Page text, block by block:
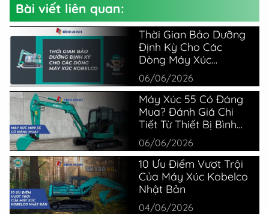
Bài viết liên quan:
Thời Gian Bảo Dưỡng
Định Kỳ Cho Các
Dòng Máy Xúc
Kobelco
06/06/2026
Máy Xúc 55 Có Đáng
Mua? Đánh Giá Chi
Tiết Từ Thiết Bị Bình
Minh
06/06/2026
10 Ưu Điểm Vượt Trội
Của Máy Xúc Kobelco
Nhật Bản
04/06/2026